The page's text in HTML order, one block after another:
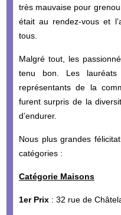
très mauvaise pour
était au rendez-vous et
tous.
Malgré tout, les
tenu bon. Les
représentants de la
furent surpris de la
d’endurer.
Nous plus grandes
catégories :
Catégorie Maisons
1er Prix: 32 rue de